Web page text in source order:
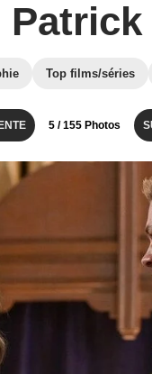
Top films/séries
5 / 155 Photos